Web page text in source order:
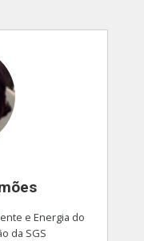
e Energia do
da SGS